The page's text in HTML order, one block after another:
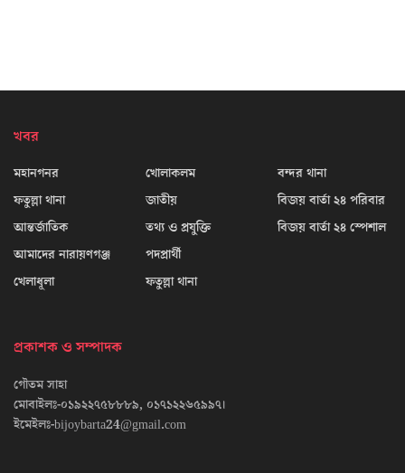
খবর
মহানগনর
ফতুল্লা থানা
আন্তর্জাতিক
আমাদের নারায়ণগঞ্জ
খেলাধূলা
খোলাকলম
জাতীয়
তথ্য ও প্রযুক্তি
পদপ্রার্থী
ফতুল্লা থানা
বন্দর থানা
বিজয় বার্তা ২৪ পরিবার
বিজয় বার্তা ২৪ স্পেশাল
প্রকাশক ও সম্পাদক
গৌতম সাহা
মোবাইলঃ-০১৯২২৭৫৮৮৮৯, ০১৭১২২৬৫৯৯৭।
ইমেইলঃ-bijoybarta24@gmail.com